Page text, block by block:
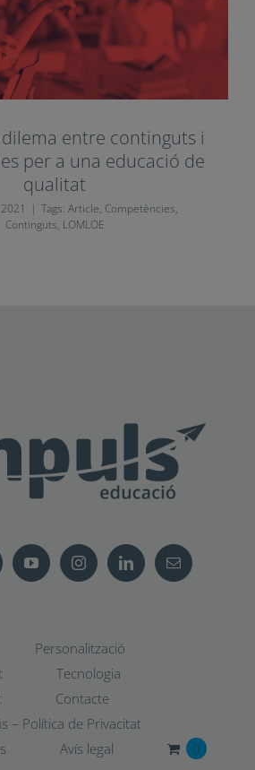
entre continguts i
per a una educació de
qualitat
| Tags: Article, Competències,
Continguts, LOMLOE
Personalització
Tecnologia
Contacte
– Política de Privacitat
Avís legal 0